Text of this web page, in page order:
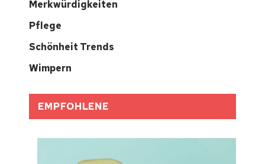
Merkwürdigkeiten
Pflege
Schönheit Trends
Wimpern
EMPFOHLENE